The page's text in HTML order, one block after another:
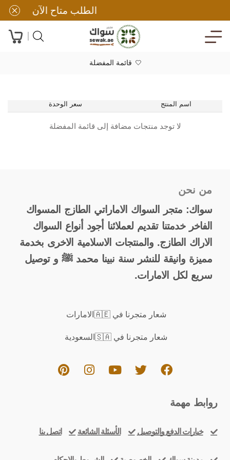
الطلب متاح الآن
قائمة المفضلة
اسم المنتج سعر الوحدة
لا توجد منتجات مضافة إلى قائمة المفضلة
من نحن
سواك: متجر السواك الاماراتي الطازج المسواك
الفاخر خدمتنا تقديم لعملائنا أجود أنواع السواك
الاراك الطازج. والمنتجات الاسلامية الاخرى بخدمة
مميزة وانيقة للنشر سنة نبينا محمد ﷺ و توصيل
سريع لكل الامارات.
شعار متجرنا في 🇦🇪الامارات
شعار متجرنا في 🇸🇦السعودية
روابط مهمة
خيارات الدفع والتوصيل الأسئلة الشائعة اتصل بنا